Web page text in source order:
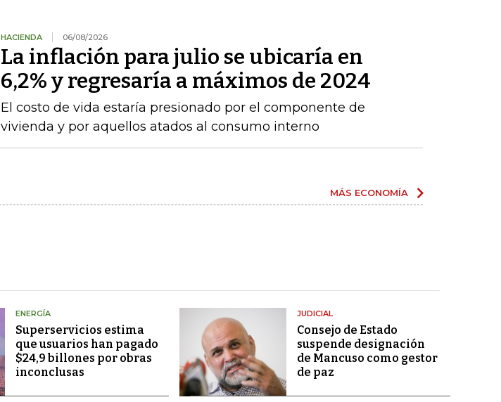
HACIENDA 06/08/2026
La inflación para julio se ubicaría en
6,2% y regresaría a máximos de 2024
El costo de vida estaría presionado por el componente de
vivienda y por aquellos atados al consumo interno
MÁS ECONOMÍA
ENERGÍA
Superservicios estima
que usuarios han pagado
$24,9 billones por obras
inconclusas
JUDICIAL
Consejo de Estado
suspende designación
de Mancuso como gestor
de paz